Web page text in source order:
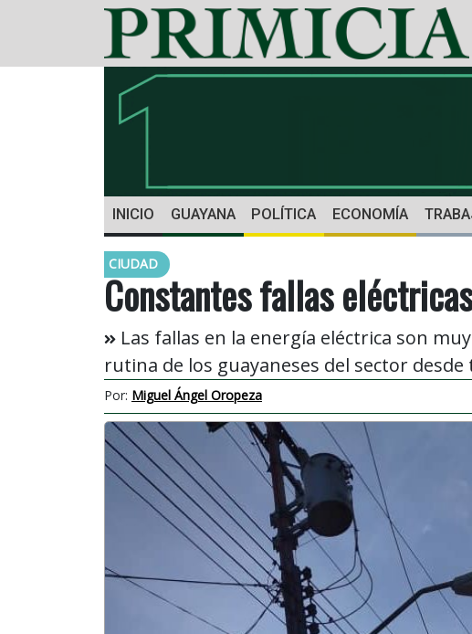
INICIO GUAYANA POLÍTICA ECONOMÍA
CIUDAD
Constantes fallas
Las fallas en la energía eléctrica son
rutina de los guayaneses del sector
Por: Miguel Ángel Oropeza